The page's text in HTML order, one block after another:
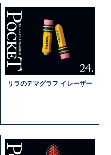
リラのテマグラフ イレーザー